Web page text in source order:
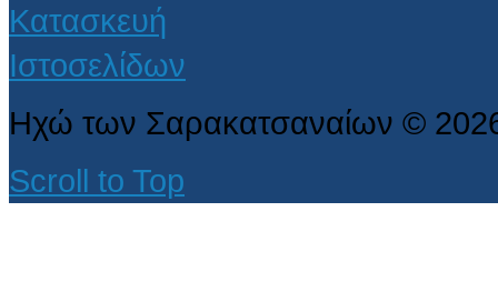
Ηχώ των Σαρακατσαναίων ©
Scroll to Top